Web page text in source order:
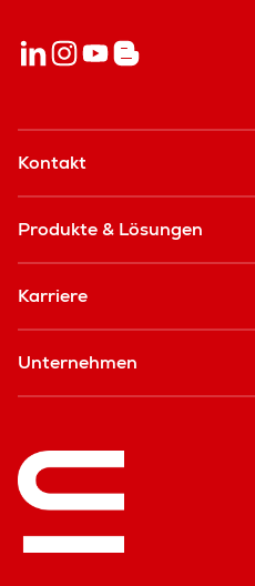
Kontakt
Produkte & Lösungen
Karriere
Unternehmen